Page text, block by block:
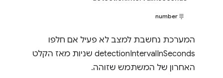
number
המערכת נחשבת למצב לא פעיל אם חלפו
detectionIntervalInSeconds שניות מאז הקלט
האחרון של המשתמש שזוהה.